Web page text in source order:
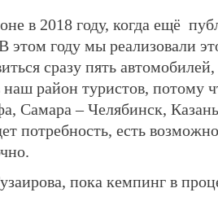
в 2018 году, когда ещё
этом году мы реализовали
сразу пять
район туристов, потому
Самара – Челябинск,
потребность, есть
пока кемпинг в